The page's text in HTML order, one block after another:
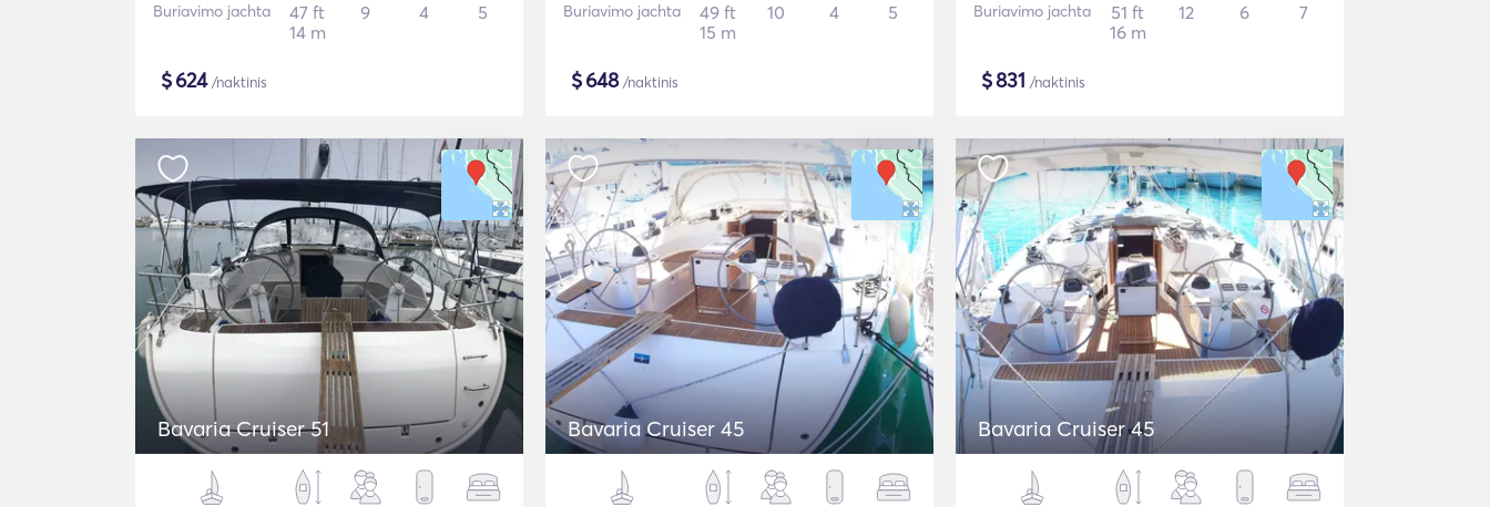
Buriavimo jachta
47 ft
14 m
9 4 5
$624/naktinis
Buriavimo jachta
49 ft
15 m
10 4 5
$648/naktinis
Buriavimo jachta
51 ft
16 m
12 6 7
$831 /naktinis
Bavaria Cruiser 51 Bavaria Cruiser 45 Bavaria Cruiser 45